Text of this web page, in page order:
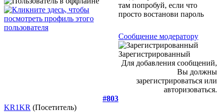
там попробуй, если что
просто востанови пароль
Сообщение модератору
Зарегистрированный
Для добавления сообщений,
Вы должны
зарегистрироваться или
авторизоваться.
#803
KR1KR (Посетитель)